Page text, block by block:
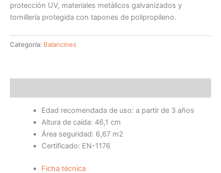
protección UV, materiales metálicos galvanizados y
tornillería protegida con tapones de polipropileno.
Categoría: Balancines
Edad recomendada de uso: a partir de 3 años
Altura de caída: 46,1 cm
Área seguridad: 6,67 m2
Certificado: EN-1176
Ficha técnica